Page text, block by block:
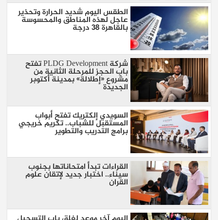
الطقس اليوم شديد الحرارة وتحذير
عاجل لهذه المناطق والمحسوسة
بالقاهرة 38 درجة
شركة PLDG Development تفتح
باب الحجز للمرحلة الثانية من
مشروع «إطلالة» بمدينة أكتوبر
الجديدة
السويدي إلكتريك تفتح أبواب
المستقبل للشباب.. تكريم خريجي
برامج التدريب والتطوير
القراءات تبدأ امتحاناتها بجنوب
سيناء.. اختبار جديد لإتقان علوم
القران